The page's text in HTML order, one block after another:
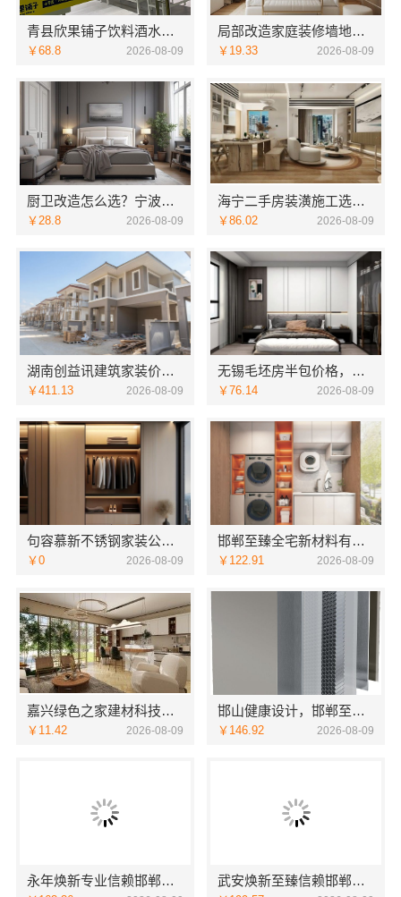
青县欣果铺子饮料酒水合作之后后顾无忧
￥68.8 2026-08-09
局部改造家庭装修墙地翻新，海南万赢饰家新型建筑材料有限公司
￥19.33 2026-08-09
厨卫改造怎么选？宁波雅美和居建材科技整装全包设计
￥28.8 2026-08-09
海宁二手房装潢施工选嘉兴家美建材科技有限公司更省心
￥86.02 2026-08-09
湖南创益讯建筑家装价格表售后无忧更安心
￥411.13 2026-08-09
无锡毛坯房半包价格，无锡亿莱居装饰工程材料有限公司
￥76.14 2026-08-09
句容慕新不锈钢家装公司厨房案例实拍-慕新不锈钢
￥0 2026-08-09
邯郸至臻全宅新材料有限公司：邯山健康设计引领家居新风尚
￥122.91 2026-08-09
嘉兴绿色之家建材科技有限公司——本市口碑装修服务实惠优选
￥11.42 2026-08-09
邯山健康设计，邯郸至臻全宅新材料有限公司引领绿色装修新风尚
￥146.92 2026-08-09
永年焕新专业信赖邯郸至臻全宅新材料有限公司 武安焕新至臻信赖邯郸至臻全宅新材料有限公司